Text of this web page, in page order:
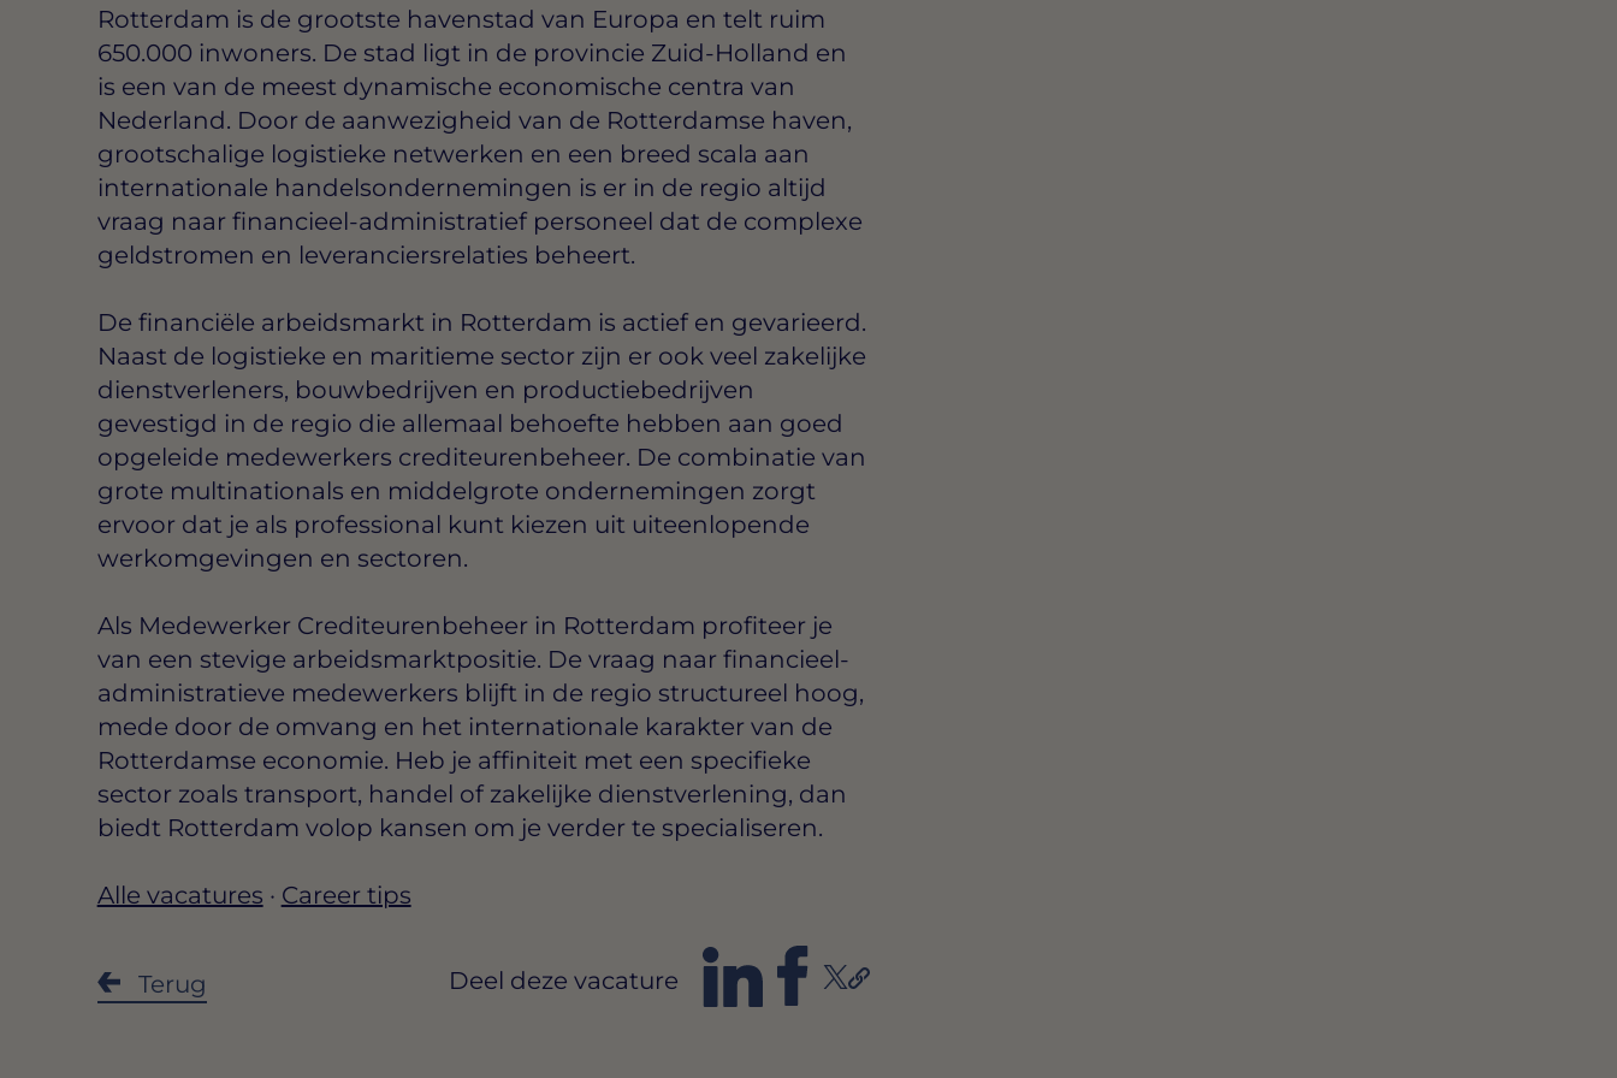
Rotterdam is de grootste havenstad van Europa en telt ruim
650.000 inwoners. De stad ligt in de provincie Zuid-Holland en
is een van de meest dynamische economische centra van
Nederland. Door de aanwezigheid van de Rotterdamse haven,
grootschalige logistieke netwerken en een breed scala aan
internationale handelsondernemingen is er in de regio altijd
vraag naar financieel-administratief personeel dat de complexe
geldstromen en leveranciersrelaties beheert.
De financiële arbeidsmarkt in Rotterdam is actief en gevarieerd.
Naast de logistieke en maritieme sector zijn er ook veel zakelijke
dienstverleners, bouwbedrijven en productiebedrijven
gevestigd in de regio die allemaal behoefte hebben aan goed
opgeleide medewerkers crediteurenbeheer. De combinatie van
grote multinationals en middelgrote ondernemingen zorgt
ervoor dat je als professional kunt kiezen uit uiteenlopende
werkomgevingen en sectoren.
Als Medewerker Crediteurenbeheer in Rotterdam profiteer je
van een stevige arbeidsmarktpositie. De vraag naar financieel-
administratieve medewerkers blijft in de regio structureel hoog,
mede door de omvang en het internationale karakter van de
Rotterdamse economie. Heb je affiniteit met een specifieke
sector zoals transport, handel of zakelijke dienstverlening, dan
biedt Rotterdam volop kansen om je verder te specialiseren.
Alle vacatures · Career tips
Terug Deel deze vacature